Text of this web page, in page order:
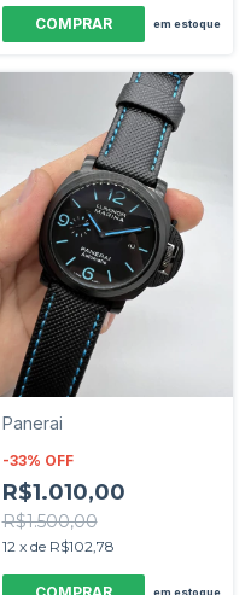
em estoque
Panerai
-33% OFF
R$1.010,00
R$1.500,00
12 x de R$102,78
em estoque